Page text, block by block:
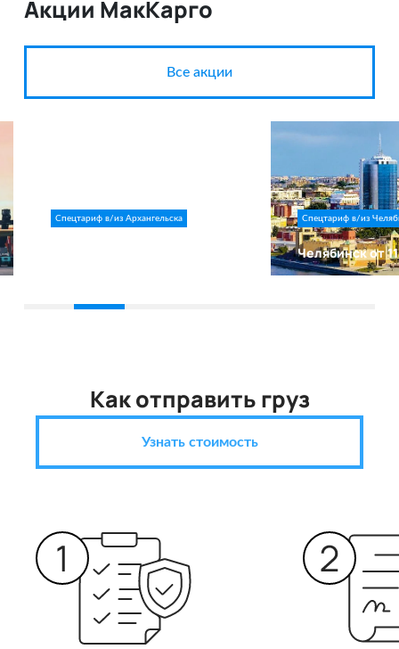
Акции МакКарго
Все акции
Спецтариф в/из Архангельска Спецтариф в/из
Челябинск от
Как отправить груз
Узнать стоимость